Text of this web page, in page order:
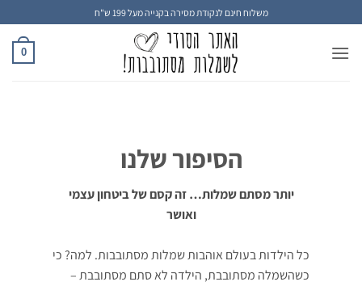
to
content
משלוח חינם לנקודת מסירה בקנייה מעל 199 ש"ח
0
הסיפור שלנו
יותר מסתם שמלות… זה קסם של ביטחון עצמי
ואושר
כל הילדות בעולם אוהבות שמלות מסתובבות. למה? כי
כשהשמלה מסתובבת, הילדה לא סתם מסתובבת –